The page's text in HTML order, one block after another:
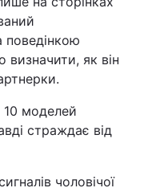
поведінкою
визначити, як він
10 моделей
страждає від
чоловічої